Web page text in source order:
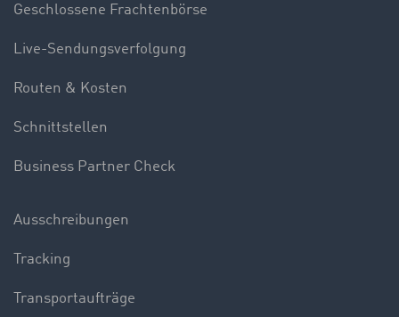
Geschlossene Frachtenbörse
Live-Sendungsverfolgung
Routen & Kosten
Schnittstellen
Business Partner Check
Ausschreibungen
Tracking
Transportaufträge